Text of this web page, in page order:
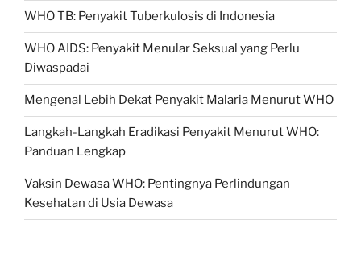
WHO TB: Penyakit Tuberkulosis di Indonesia
WHO AIDS: Penyakit Menular Seksual yang Perlu
Diwaspadai
Mengenal Lebih Dekat Penyakit Malaria Menurut WHO
Langkah-Langkah Eradikasi Penyakit Menurut WHO:
Panduan Lengkap
Vaksin Dewasa WHO: Pentingnya Perlindungan
Kesehatan di Usia Dewasa